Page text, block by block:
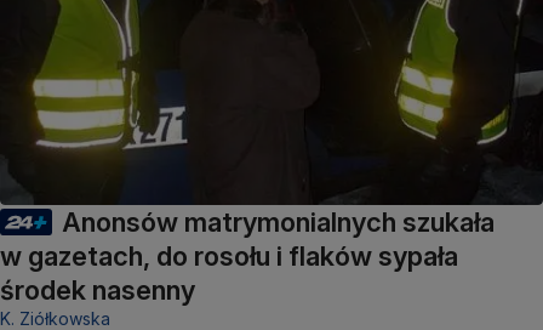
Anonsów matrymonialnych szukała
w gazetach, do rosołu i flaków sypała
środek nasenny
K. Ziółkowska